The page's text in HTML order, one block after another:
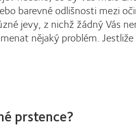
barevné odlišnosti mezi
jevy, z nichž žádný Vás
nějaký problém.
prstence?